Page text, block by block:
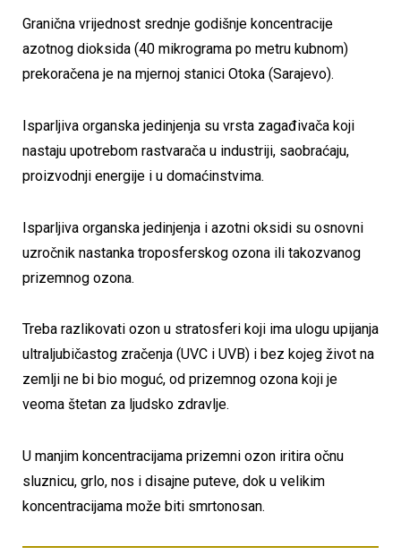
Granična vrijednost srednje godišnje koncentracije
azotnog dioksida (40 mikrograma po metru kubnom)
prekoračena je na mjernoj stanici Otoka (Sarajevo).
Isparljiva organska jedinjenja su vrsta zagađivača koji
nastaju upotrebom rastvarača u industriji, saobraćaju,
proizvodnji energije i u domaćinstvima.
Isparljiva organska jedinjenja i azotni oksidi su osnovni
uzročnik nastanka troposferskog ozona ili takozvanog
prizemnog ozona.
Treba razlikovati ozon u stratosferi koji ima ulogu upijanja
ultraljubičastog zračenja (UVC i UVB) i bez kojeg život na
zemlji ne bi bio moguć, od prizemnog ozona koji je
veoma štetan za ljudsko zdravlje.
U manjim koncentracijama prizemni ozon iritira očnu
sluznicu, grlo, nos i disajne puteve, dok u velikim
koncentracijama može biti smrtonosan.